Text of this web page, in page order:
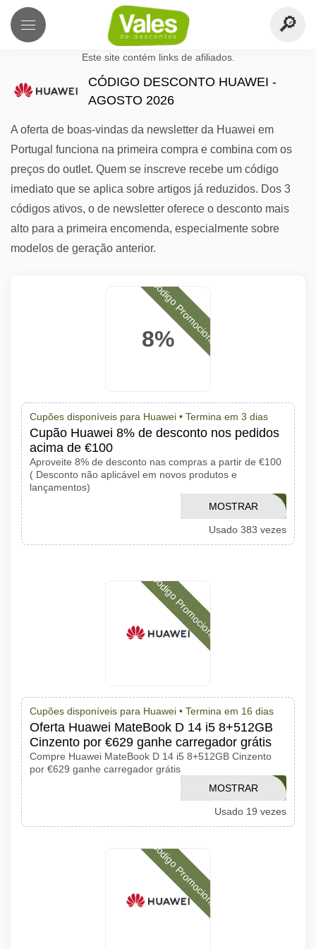
Este site contém links de afiliados.
CÓDIGO DESCONTO HUAWEI -
AGOSTO 2026
A oferta de boas-vindas da newsletter da Huawei em
Portugal funciona na primeira compra e combina com os
preços do outlet. Quem se inscreve recebe um código
imediato que se aplica sobre artigos já reduzidos. Dos 3
códigos ativos, o de newsletter oferece o desconto mais
alto para a primeira encomenda, especialmente sobre
modelos de geração anterior.
8%
Código Promocional
Cupões disponíveis para Huawei • Termina em 3 dias
Cupão Huawei 8% de desconto nos pedidos
acima de €100
Aproveite 8% de desconto nas compras a partir de €100
( Desconto não aplicável em novos produtos e
lançamentos)
APTHUAWEI8OFF
MOSTRAR
CÓDIGO
Usado 383 vezes
Código Promocional
Cupões disponíveis para Huawei • Termina em 16 dias
Oferta Huawei MateBook D 14 i5 8+512GB
Cinzento por €629 ganhe carregador grátis
Compre Huawei MateBook D 14 i5 8+512GB Cinzento
por €629 ganhe carregador grátis
APTHUAWEI0222
MOSTRAR
CÓDIGO
Usado 19 vezes
Código Promocional